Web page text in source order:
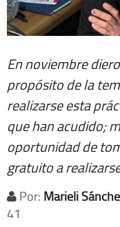
En noviembre
propósito de la
realizarse esta
que han acudido;
oportunidad de
gratuito a
Por: Marieli
41